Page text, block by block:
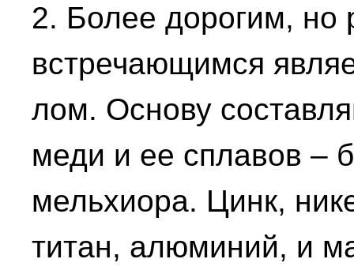
2. Более дорогим, но
встречающимся
лом. Основу
меди и ее сплавов –
мельхиора. Цинк,
титан, алюминий, и